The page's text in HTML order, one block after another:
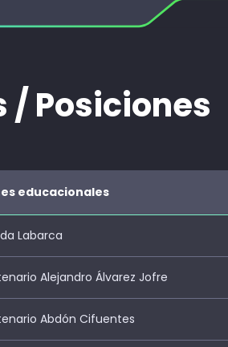
Posiciones
educacionales
Labarca
Alejandro Álvarez Jofre
Abdón Cifuentes